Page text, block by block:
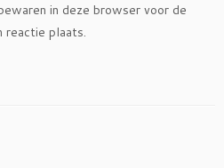
in deze browser voor de
reactie plaats.